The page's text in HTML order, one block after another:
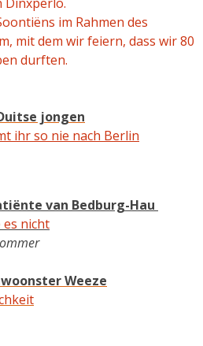
im Rahmen des
mit dem wir feiern, dass wir 80
durften.
jongen
ihr so nie nach Berlin
van Bedburg-Hau
es nicht
Weeze